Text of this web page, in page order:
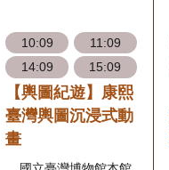
10:09
11:09
14:09
15:09
【輿圖紀遊】康熙
臺灣輿圖沉浸式動
畫